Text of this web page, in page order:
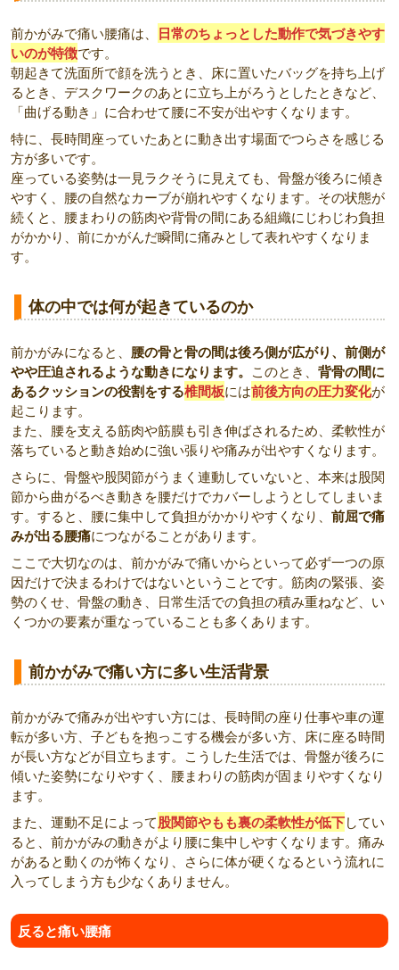
前かがみで痛い腰痛は、 日常のちょっとした動作で気づきやす
いのが特徴です。
朝起きて洗面所で顔を洗うとき、床に置いたバッグを持ち上げ
るとき、デスクワークのあとに立ち上がろうとしたときなど、
「曲げる動き」に合わせて腰に不安が出やすくなります。
特に、長時間座っていたあとに動き出す場面でつらさを感じる
方が多いです。
座っている姿勢は一見ラクそうに見えても、骨盤が後ろに傾き
やすく、腰の自然なカーブが崩れやすくなります。その状態が
続くと、腰まわりの筋肉や背骨の間にある組織にじわじわ負担
がかかり、前にかがんだ瞬間に痛みとして表れやすくなりま
す。
体の中では何が起きているのか
前かがみになると、 腰の骨と骨の間は後ろ側が広がり、前側が
やや圧迫されるような動きになります。 このとき、 背骨の間に
あるクッションの役割をする椎間板には前後方向の圧力変化が
起こります。
また、腰を支える筋肉や筋膜も引き伸ばされるため、柔軟性が
落ちていると動き始めに強い張りや痛みが出やすくなります。
さらに、骨盤や股関節がうまく連動していないと、本来は股関
節から曲がるべき動きを腰だけでカバーしようとしてしまいま
す。すると、腰に集中して負担がかかりやすくなり、 前屈で痛
みが出る腰痛につながることがあります。
ここで大切なのは、前かがみで痛いからといって必ず一つの原
因だけで決まるわけではないということです。筋肉の緊張、姿
勢のくせ、骨盤の動き、日常生活での負担の積み重ねなど、い
くつかの要素が重なっていることも多くあります。
前かがみで痛い方に多い生活背景
前かがみで痛みが出やすい方には、長時間の座り仕事や車の運
転が多い方、子どもを抱っこする機会が多い方、床に座る時間
が長い方などが目立ちます。こうした生活では、骨盤が後ろに
傾いた姿勢になりやすく、腰まわりの筋肉が固まりやすくなり
ます。
また、運動不足によって股関節やもも裏の柔軟性が低下してい
ると、前かがみの動きがより腰に集中しやすくなります。痛み
があると動くのが怖くなり、さらに体が硬くなるという流れに
入ってしまう方も少なくありません。
反ると痛い腰痛